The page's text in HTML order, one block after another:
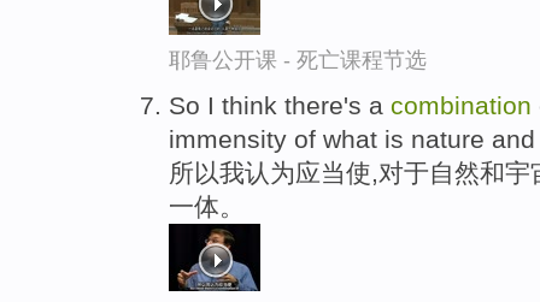
耶鲁公开课 - 死亡课程节选
So I think there's a combination
immensity of what is nature
所以我认为应当使,对于自然和
一体。